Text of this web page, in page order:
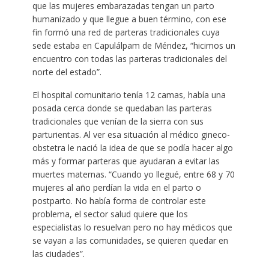
que las mujeres embarazadas tengan un parto
humanizado y que llegue a buen término, con ese
fin formó una red de parteras tradicionales cuya
sede estaba en Capulálpam de Méndez, “hicimos un
encuentro con todas las parteras tradicionales del
norte del estado”.
El hospital comunitario tenía 12 camas, había una
posada cerca donde se quedaban las parteras
tradicionales que venían de la sierra con sus
parturientas. Al ver esa situación al médico gineco-
obstetra le nació la idea de que se podía hacer algo
más y formar parteras que ayudaran a evitar las
muertes maternas. “Cuando yo llegué, entre 68 y 70
mujeres al año perdían la vida en el parto o
postparto. No había forma de controlar este
problema, el sector salud quiere que los
especialistas lo resuelvan pero no hay médicos que
se vayan a las comunidades, se quieren quedar en
las ciudades”.